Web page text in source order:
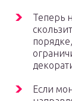
Теперь
Если